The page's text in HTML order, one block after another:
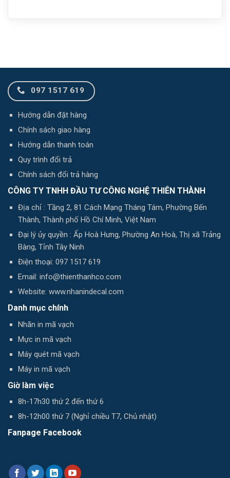
097 1517 619
Hướng dẫn đặt hàng
Chính sách giao hàng
Hướng dẫn thanh toán
Quy trình đổi trả
Chính sách đổi trả hàng
CÔNG TY TNHH ĐẦU TƯ CÔNG NGHỆ THIÊN THÀNH
Địa chỉ : Tầng 2, 81 Cách Mạng Tháng Tám, Phường Bến
Thành, Thành phố Hồ Chí Minh, Việt Nam
Đại lý ủy quyền : Ấp Hoà Hưng, Phường An Hoà, Thị xã Trảng
Bàng, Tỉnh Tây Ninh
Điện thoại: 097 1517 619
Email: info@thienthanhco.com
Website: www.nhanindecal.com
Danh mục chính
Nhãn in mã vạch
Mực in mã vạch
Máy quét mã vạch
Máy in mã vạch
Giờ làm việc
8h-17h30 thứ 2 đến thứ 6
8h-12h00 thứ 7 (Nghỉ chiều T7, Chủ nhật)
Fanpage Facebook